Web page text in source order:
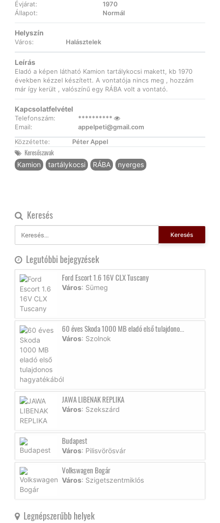
Évjárat:
1970
Állapot:
Normál
Helyszín
Város: Halásztelek
Leírás
Eladó a képen látható Kamion tartálykocsi makett, kb 1970
években kézzel készített. A vontatója nincs meg , hozzám
már így került , valószínű egy RÁBA volt a vontató.
Kapcsolatfelvétel
Telefonszám:
**********
Email:
appelpeti@gmail.com
Közzétette:
Péter Appel
Keresőszavak
Kamion tartálykocsi RÁBA nyerges
Keresés
Keresés
Legutóbbi bejegyzések
Ford Escort 1.6 16V CLX Tuscany
Város: Sümeg
60 éves Skoda 1000 MB eladó első tulajdono...
Város: Szolnok
JAWA LIBENAK REPLIKA
Város: Szekszárd
Budapest
Város: Pilisvörösvár
Volkswagen Bogár
Város: Szigetszentmiklós
Legnépszerűbb helyek